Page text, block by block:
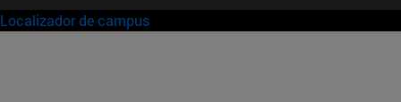
Localizador de campus